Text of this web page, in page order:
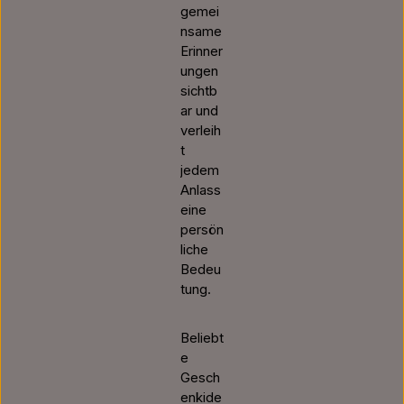
gemei
nsame
Erinner
ungen
sichtb
ar und
verleih
t
jedem
Anlass
eine
persön
liche
Bedeu
tung.
Beliebt
e
Gesch
enkide